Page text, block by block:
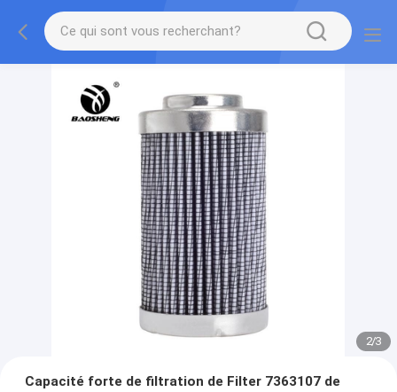
2/3
Capacité forte de filtration de Filter 7363107 de